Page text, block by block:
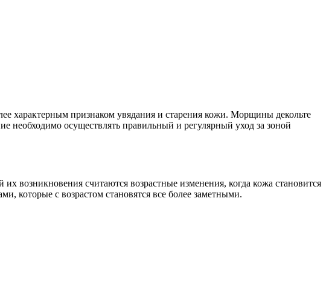
характерным признаком увядания и старения кожи. Морщины декольте
необходимо осуществлять правильный и регулярный уход за зоной
возникновения считаются возрастные изменения, когда кожа становится
которые с возрастом становятся все более заметными.